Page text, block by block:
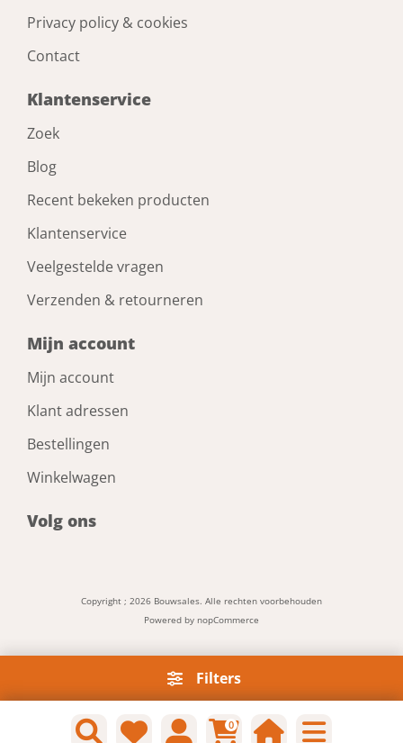
0
Filters
Privacy policy & cookies
Contact
Klantenservice
Zoek
Blog
Recent bekeken producten
Klantenservice
Veelgestelde vragen
Verzenden & retourneren
Mijn account
Mijn account
Klant adressen
Bestellingen
Winkelwagen
Volg ons
Copyright ; 2026 Bouwsales. Alle rechten voorbehouden
Powered by nopCommerce